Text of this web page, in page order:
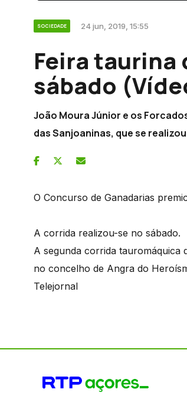
SOCIEDADE 24 jun, 2019, 15:55
Feira taurina
sábado
João Moura Júnior e os
das Sanjoaninas, que se
O Concurso de Ganadarias
A corrida realizou-se no sábado.
A segunda corrida tauromáquica
no concelho de Angra do
Telejornal